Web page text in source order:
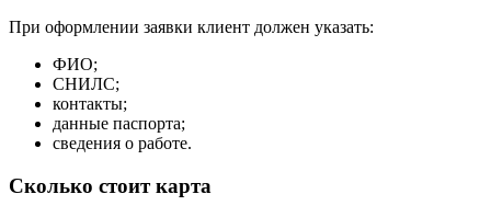
При оформлении заявки клиент должен указать:
ФИО;
СНИЛС;
контакты;
данные паспорта;
сведения о работе.
Сколько стоит карта